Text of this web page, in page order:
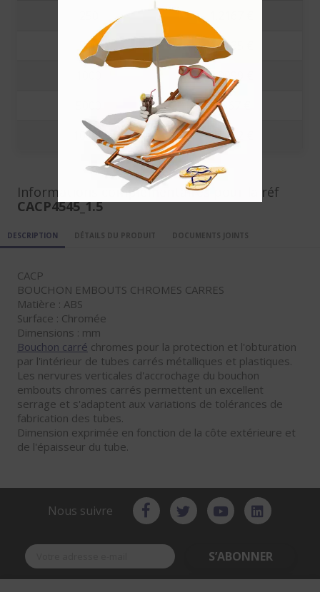
500
1.0835 €
0.9099 €
0.867 €
10000
0.7092 €
Informations complémentaires pour la réf
CACP4545_1.5
DESCRIPTION DÉTAILS DU PRODUIT DOCUMENTS JOINTS
CACP
BOUCHON EMBOUTS CHROMES CARRES
Matière : ABS
Surface : Chromée
Dimensions : mm
Bouchon carré chromes pour la protection et l'obturation
par l'intérieur de tubes carrés métalliques et plastiques.
Les nervures verticales d'accrochage du bouchon
embouts chromes carrés permettent un excellent
serrage et s'adaptent aux variations de tolérances de
fabrication des tubes.
Dimension exprimée en fonction de la côte extérieure et
de l'épaisseur du tube.
Nous suivre
S’ABONNER